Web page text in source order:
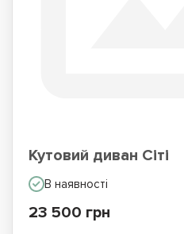
Кутовий диван Сіті
В наявності
23 500 грн